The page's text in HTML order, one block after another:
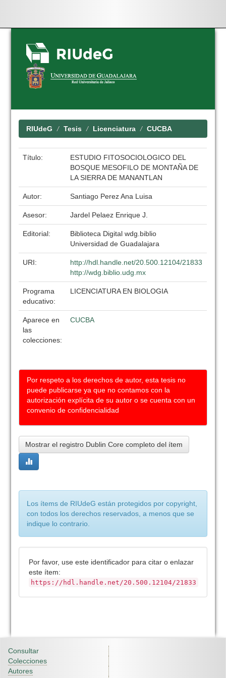
Skip
navigation
RIUdeG Tesis Licenciatura CUCBA
Título:
ESTUDIO FITOSOCIOLOGICO DEL
BOSQUE MESOFILO DE MONTAÑA DE
LA SIERRA DE MANANTLAN
Autor: Santiago Perez Ana Luisa
Asesor: Jardel Pelaez Enrique J.
Editorial:
Biblioteca Digital wdg.biblio
Universidad de Guadalajara
URI:
http://hdl.handle.net/20.500.12104/21833
http://wdg.biblio.udg.mx
Programa
educativo:
LICENCIATURA EN BIOLOGIA
Aparece en
las
colecciones:
CUCBA
Por respeto a los derechos de autor, esta tesis no
puede publicarse ya que no contamos con la
autorización explícita de su autor o se cuenta con un
convenio de confidencialidad
Mostrar el registro Dublin Core completo del ítem
Los ítems de RIUdeG están protegidos por copyright,
con todos los derechos reservados, a menos que se
indique lo contrario.
Por favor, use este identificador para citar o enlazar
este ítem:
https://hdl.handle.net/20.500.12104/21833
Consultar
Colecciones
Autores